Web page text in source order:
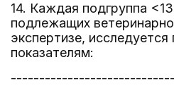
14. Каждая подгруппа
подлежащих
экспертизе,
показателям: